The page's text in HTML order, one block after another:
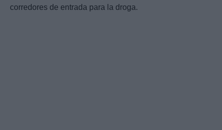
corredores de entrada para la droga.